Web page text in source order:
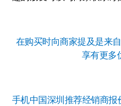
在购买时向商家提及是来
享有更多
手机中国深圳推荐经销商报